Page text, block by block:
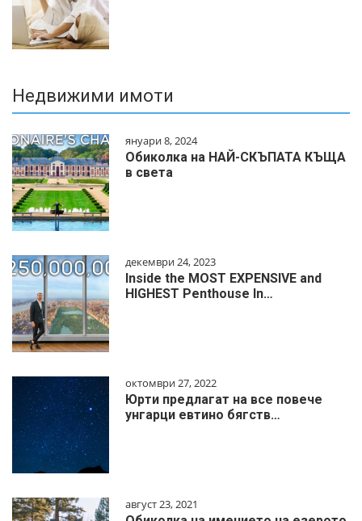
Недвижими имоти
януари 8, 2024
Обиколка на НАЙ-СКЪПАТА КЪЩА
в света
декември 24, 2023
Inside the MOST EXPENSIVE and
HIGHEST Penthouse In…
октомври 27, 2022
Юрти предлагат на все повече
унгарци евтино бягств…
август 23, 2021